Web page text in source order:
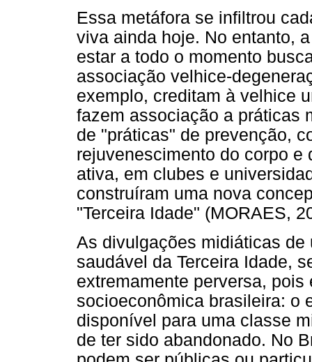
Essa metáfora se infiltrou
viva ainda hoje. No entanto,
estar a todo o momento
associação velhice-
exemplo, creditam à velhice
fazem associação a
de "práticas" de prevenção,
rejuvenescimento do corpo
ativa, em clubes e
construíram uma nova
"Terceira Idade" (MORAES,
As divulgações midiáticas
saudável da Terceira Idade,
extremamente perversa,
socioeconômica brasileira: o
disponível para uma classe
de ter sido abandonado. No